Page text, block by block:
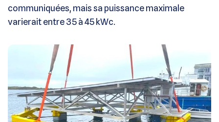
communiquées, mais sa puissance maximale
varierait entre 35 à 45 kWc.